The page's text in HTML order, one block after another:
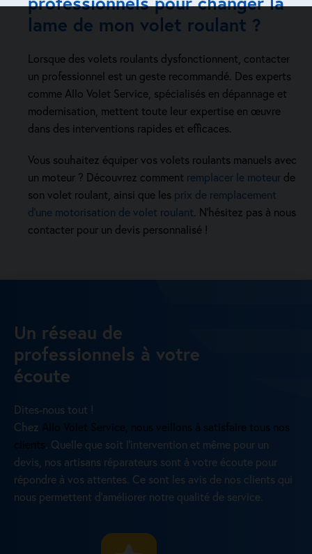
lame de mon volet roulant ?
Lorsque des volets roulants dysfonctionnent, contacter
un professionnel est un geste recommandé. Des experts
comme Allo Volet Service, spécialisés en dépannage et
modernisation, mettent toute leur expertise en œuvre
dans des interventions rapides et efficaces.
Vous souhaitez équiper vos volets roulants manuels avec
un moteur ? Découvrez comment remplacer le moteur de
son volet roulant, ainsi que les prix de remplacement
d’une motorisation de volet roulant . N’hésitez pas à nous
contacter pour un devis personnalisé !
Un réseau de
professionnels à votre
écoute
Dites-nous tout !
Chez Allo Volet Service, nous veillons à satisfaire tous nos
clients . Quelle que soit l’intervention et même pour un
devis, nos artisans réparateurs sont à votre écoute pour
répondre à vos attentes. Ce sont les avis de nos clients qui
nous permettent d’améliorer notre qualité de service.